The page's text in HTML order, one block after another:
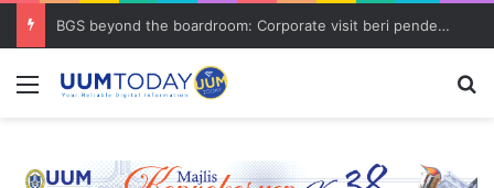
BGS beyond the boardroom: Corporate visit beri pendedahan dunia korporat kepada PELAJAR UUM
Menu